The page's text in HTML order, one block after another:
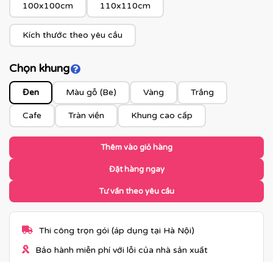
100x100cm 110x110cm
Kích thước theo yêu cầu
Chọn khungClick để xem màu khung
Đen Màu gỗ (Be) Vàng Trắng
Cafe Tràn viền Khung cao cấp
Thêm vào giỏ hàng
Đặt hàng ngay
Tư vấn theo yêu cầu
Thi công trọn gói (áp dụng tại Hà Nội)
Bảo hành miễn phí với lỗi của nhà sản xuất